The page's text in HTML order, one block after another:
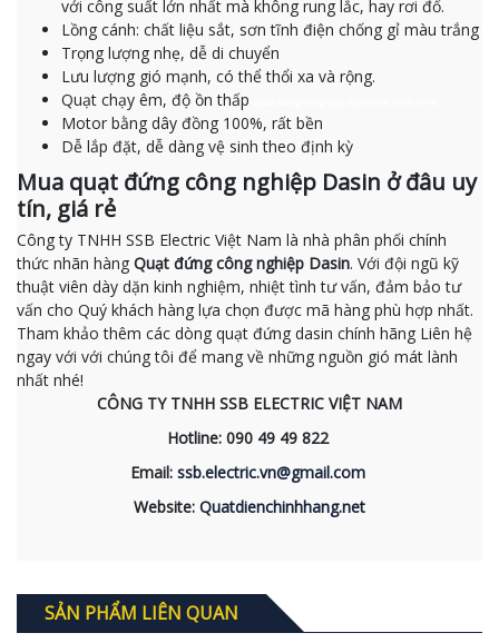
với công suất lớn nhất mà không rung lắc, hay rơi đổ.
Lồng cánh: chất liệu sắt, sơn tĩnh điện chống gỉ màu trắng
Trọng lượng nhẹ, dễ di chuyển
Lưu lượng gió mạnh, có thể thổi xa và rộng.
Quạt chạy êm, độ ồn thấp
Motor bằng dây đồng 100%, rất bền
Dễ lắp đặt, dễ dàng vệ sinh theo định kỳ
Mua quạt đứng công nghiệp Dasin ở đâu uy
tín, giá rẻ
Công ty TNHH SSB Electric Việt Nam là nhà phân phối chính
thức nhãn hàng Quạt đứng công nghiệp Dasin. Với đội ngũ kỹ
thuật viên dày dặn kinh nghiệm, nhiệt tình tư vấn, đảm bảo tư
vấn cho Quý khách hàng lựa chọn được mã hàng phù hợp nhất.
Tham khảo thêm các dòng quạt đứng dasin chính hãng Liên hệ
ngay với với chúng tôi để mang về những nguồn gió mát lành
nhất nhé!
CÔNG TY TNHH SSB ELECTRIC VIỆT NAM
Hotline: 090 49 49 822
Email: ssb.electric.vn@gmail.com
Website: Quatdienchinhhang.net
SẢN PHẨM LIÊN QUAN